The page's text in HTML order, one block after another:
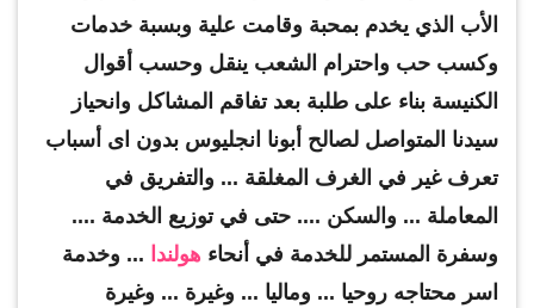
الأب الذي يخدم بمحبة وقامت علية وبسبة خدمات
وكسب حب واحترام الشعب ينقل وحسب أقوال
الكنيسة بناء على طلبة بعد تفاقم المشاكل وانحياز
سيدنا المتواصل لصالح أبونا انجليوس بدون اى أسباب
تعرف غير في الغرف المغلقة ... والتفريق في
المعاملة ... والسكن .... حتى في توزيع الخدمة ....
وسفرة المستمر للخدمة في أنحاء هولندا ... وخدمة
اسر محتاجه روحيا ... وماليا ... وغيرة ... وغيرة